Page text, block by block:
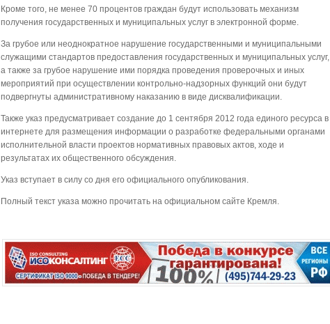
Кроме того, не менее 70 процентов граждан будут использовать механизм
получения государственных и муниципальных услуг в электронной форме.
За грубое или неоднократное нарушение государственными и муниципальными
служащими стандартов предоставления государственных и муниципальных услуг,
а также за грубое нарушение ими порядка проведения проверочных и иных
мероприятий при осуществлении контрольно-надзорных функций они будут
подвергнуты административному наказанию в виде дисквалификации.
Также указ предусматривает создание до 1 сентября 2012 года единого ресурса в
интернете для размещения информации о разработке федеральными органами
исполнительной власти проектов нормативных правовых актов, ходе и
результатах их общественного обсуждения.
Указ вступает в силу со дня его официального опубликования.
Полный текст указа можно прочитать на официальном сайте Кремля.